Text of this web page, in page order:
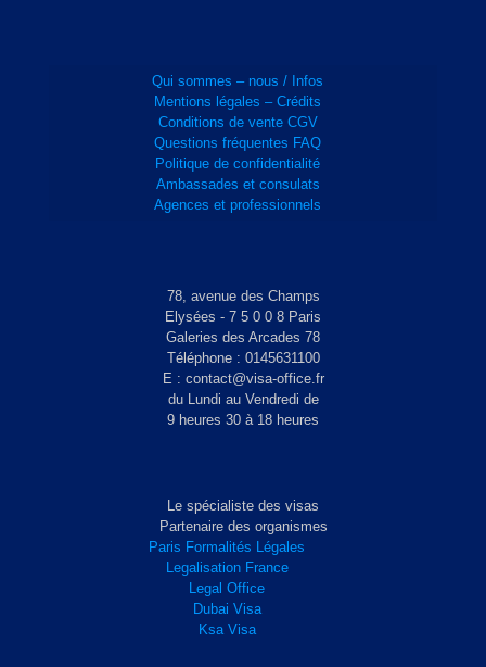
Qui sommes – nous / Infos
Mentions légales – Crédits
Conditions de vente CGV
Questions fréquentes FAQ
Politique de confidentialité
Ambassades et consulats
Agences et professionnels
78, avenue des Champs
Elysées - 7 5 0 0 8 Paris
Galeries des Arcades 78
Téléphone : 0145631100
E : contact@visa-office.fr
du Lundi au Vendredi de
9 heures 30 à 18 heures
Le spécialiste des visas
Partenaire des organismes
Paris Formalités Légales
Legalisation France
Legal Office
Dubai Visa
Ksa Visa